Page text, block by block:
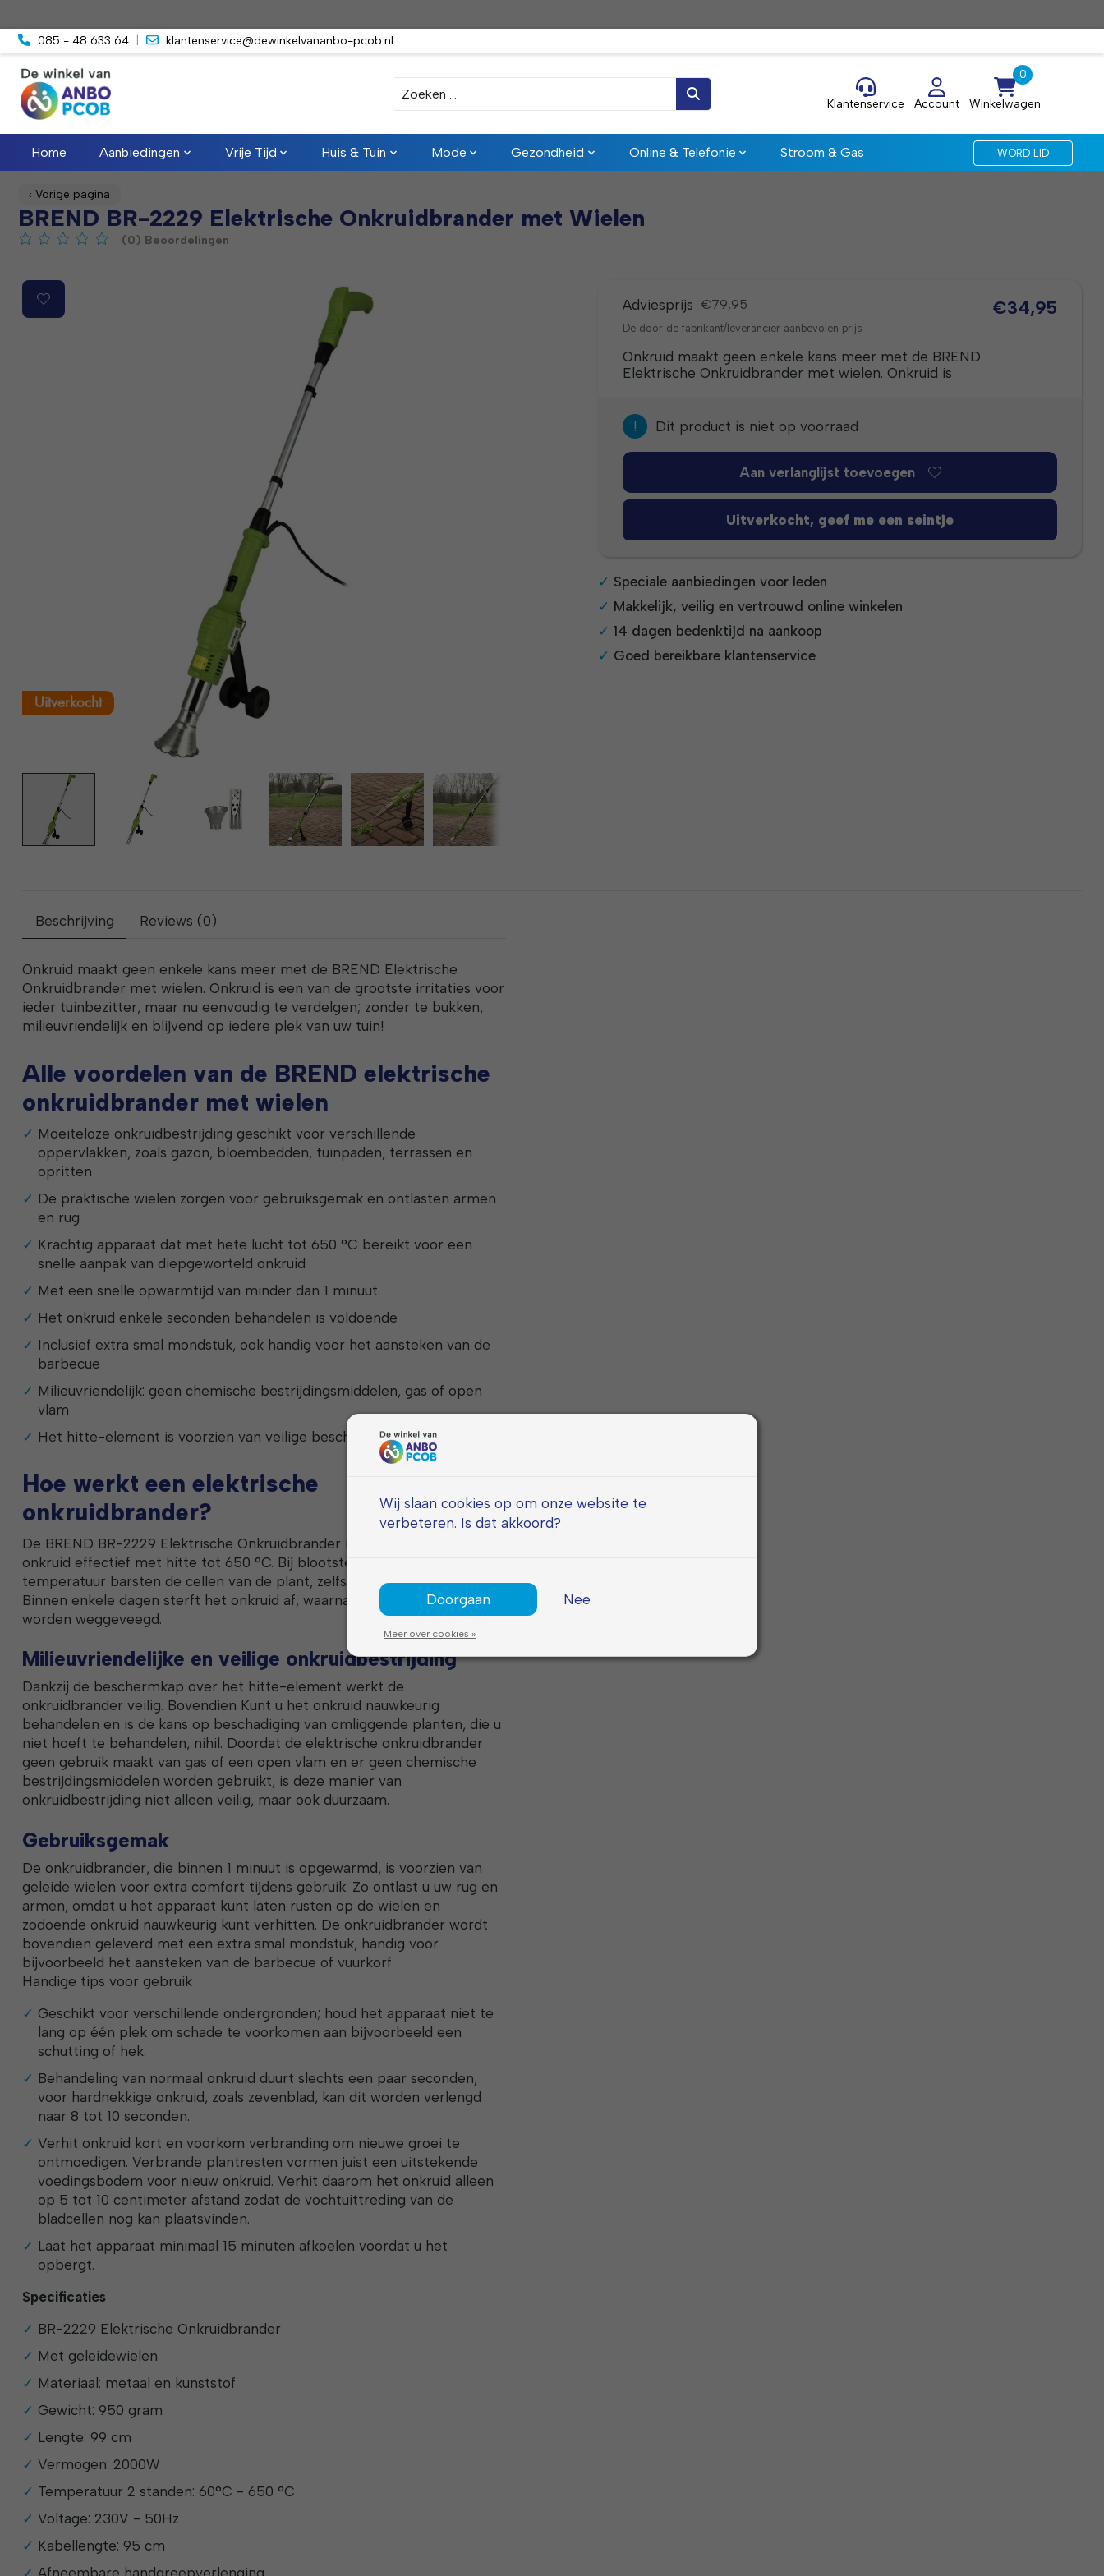
085 - 48 633 64 klantenservice@dewinkelvananbo-pcob.nl
Klantenservice Account Winkelwagen
Home Aanbiedingen Vrije Tijd Huis & Tuin Mode Gezondheid Online & Telefonie Stroom & Gas WORD LID
‹ Vorige pagina
BREND BR-2229 Elektrische Onkruidbrander met Wielen
De beoordeling van dit product is0van de 5
(0) Beoordelingen
Product image slideshow Items
Uitverkocht
Adviesprijs €79,95
De door de fabrikant/leverancier aanbevolen prijs
€34,95
Onkruid maakt geen enkele kans meer met de BREND
Elektrische Onkruidbrander met wielen. Onkruid is
! Dit product is niet op voorraad
Aan verlanglijst toevoegen
Uitverkocht, geef me een seintje
Speciale aanbiedingen voor leden
Makkelijk, veilig en vertrouwd online winkelen
14 dagen bedenktijd na aankoop
Goed bereikbare klantenservice
Beschrijving Reviews (0)
Onkruid maakt geen enkele kans meer met de BREND Elektrische
Onkruidbrander met wielen. Onkruid is een van de grootste irritaties voor
ieder tuinbezitter, maar nu eenvoudig te verdelgen; zonder te bukken,
milieuvriendelijk en blijvend op iedere plek van uw tuin!
Alle voordelen van de BREND elektrische
onkruidbrander met wielen
Moeiteloze onkruidbestrijding geschikt voor verschillende
oppervlakken, zoals gazon, bloembedden, tuinpaden, terrassen en
opritten
De praktische wielen zorgen voor gebruiksgemak en ontlasten armen
en rug
Krachtig apparaat dat met hete lucht tot 650 °C bereikt voor een
snelle aanpak van diepgeworteld onkruid
Met een snelle opwarmtijd van minder dan 1 minuut
Het onkruid enkele seconden behandelen is voldoende
Inclusief extra smal mondstuk, ook handig voor het aansteken van de
barbecue
Milieuvriendelijk: geen chemische bestrijdingsmiddelen, gas of open
vlam
Het hitte-element is voorzien van veilige beschermkap
Hoe werkt een elektrische
onkruidbrander?
De BREND BR-2229 Elektrische Onkruidbrander met Wielen bestrijdt
onkruid effectief met hitte tot 650 °C. Bij blootstelling aan de hoge
temperatuur barsten de cellen van de plant, zelfs tot in de wortels.
Binnen enkele dagen sterft het onkruid af, waarna het eenvoudig kan
worden weggeveegd.
Milieuvriendelijke en veilige onkruidbestrijding
Dankzij de beschermkap over het hitte-element werkt de
onkruidbrander veilig. Bovendien Kunt u het onkruid nauwkeurig
behandelen en is de kans op beschadiging van omliggende planten, die u
niet hoeft te behandelen, nihil. Doordat de elektrische onkruidbrander
geen gebruik maakt van gas of een open vlam en er geen chemische
bestrijdingsmiddelen worden gebruikt, is deze manier van
onkruidbestrijding niet alleen veilig, maar ook duurzaam.
Gebruiksgemak
De onkruidbrander, die binnen 1 minuut is opgewarmd, is voorzien van
geleide wielen voor extra comfort tijdens gebruik. Zo ontlast u uw rug en
armen, omdat u het apparaat kunt laten rusten op de wielen en
zodoende onkruid nauwkeurig kunt verhitten. De onkruidbrander wordt
bovendien geleverd met een extra smal mondstuk, handig voor
bijvoorbeeld het aansteken van de barbecue of vuurkorf.
Handige tips voor gebruik
Geschikt voor verschillende ondergronden; houd het apparaat niet te
lang op één plek om schade te voorkomen aan bijvoorbeeld een
schutting of hek.
Behandeling van normaal onkruid duurt slechts een paar seconden,
voor hardnekkige onkruid, zoals zevenblad, kan dit worden verlengd
naar 8 tot 10 seconden.
Verhit onkruid kort en voorkom verbranding om nieuwe groei te
ontmoedigen. Verbrande plantresten vormen juist een uitstekende
voedingsbodem voor nieuw onkruid. Verhit daarom het onkruid alleen
op 5 tot 10 centimeter afstand zodat de vochtuittreding van de
bladcellen nog kan plaatsvinden.
Laat het apparaat minimaal 15 minuten afkoelen voordat u het
opbergt.
Specificaties
BR-2229 Elektrische Onkruidbrander
Met geleidewielen
Materiaal: metaal en kunststof
Gewicht: 950 gram
Lengte: 99 cm
Vermogen: 2000W
Temperatuur 2 standen: 60°C - 650 °C
Voltage: 230V - 50Hz
Kabellengte: 95 cm
Afneembare handgreepverlenging
Wij slaan cookies op om onze website te
verbeteren. Is dat akkoord?
Doorgaan Nee
Meer over cookies »